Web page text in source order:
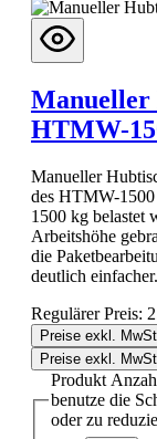
Manueller
HTMW-
Manueller
des HTMW-
1500 kg belastet
Arbeitshöhe
die
deutlich einfacher.
Regulärer Preis:
Preise exkl.
Preise exkl.
Produkt
benutze die
oder zu